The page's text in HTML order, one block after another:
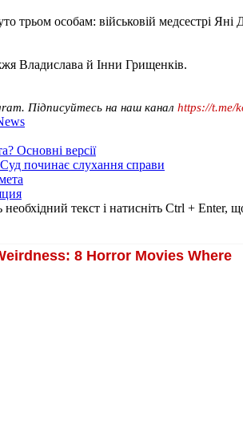
трьом особам: військовій медсестрі
Владислава й Інни Грищенків.
Підписуйтесь на наш канал https://t.me/
Основні версії
починає слухання справи
текст і натисніть Ctrl + Enter,